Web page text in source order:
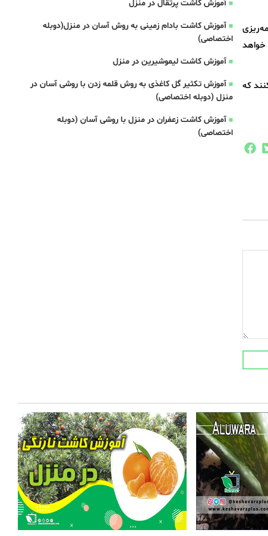
شده و برنامه‌ریزی
خواهد
که
آموزش کاشت پرتقال در منزل
آموزش کاشت بادام زمینی به روش آسان در منزل(دوبله
اختصاصی)
آموزش کاشت لیموشیرین در منزل
آموزش تکثیر گل کاغذی به روش قلمه زدن با روشی آسان در
منزل (دوبله اختصاصی)
آموزش کاشت زعفران در منزل با روشی آسان (دوبله
اختصاصی)